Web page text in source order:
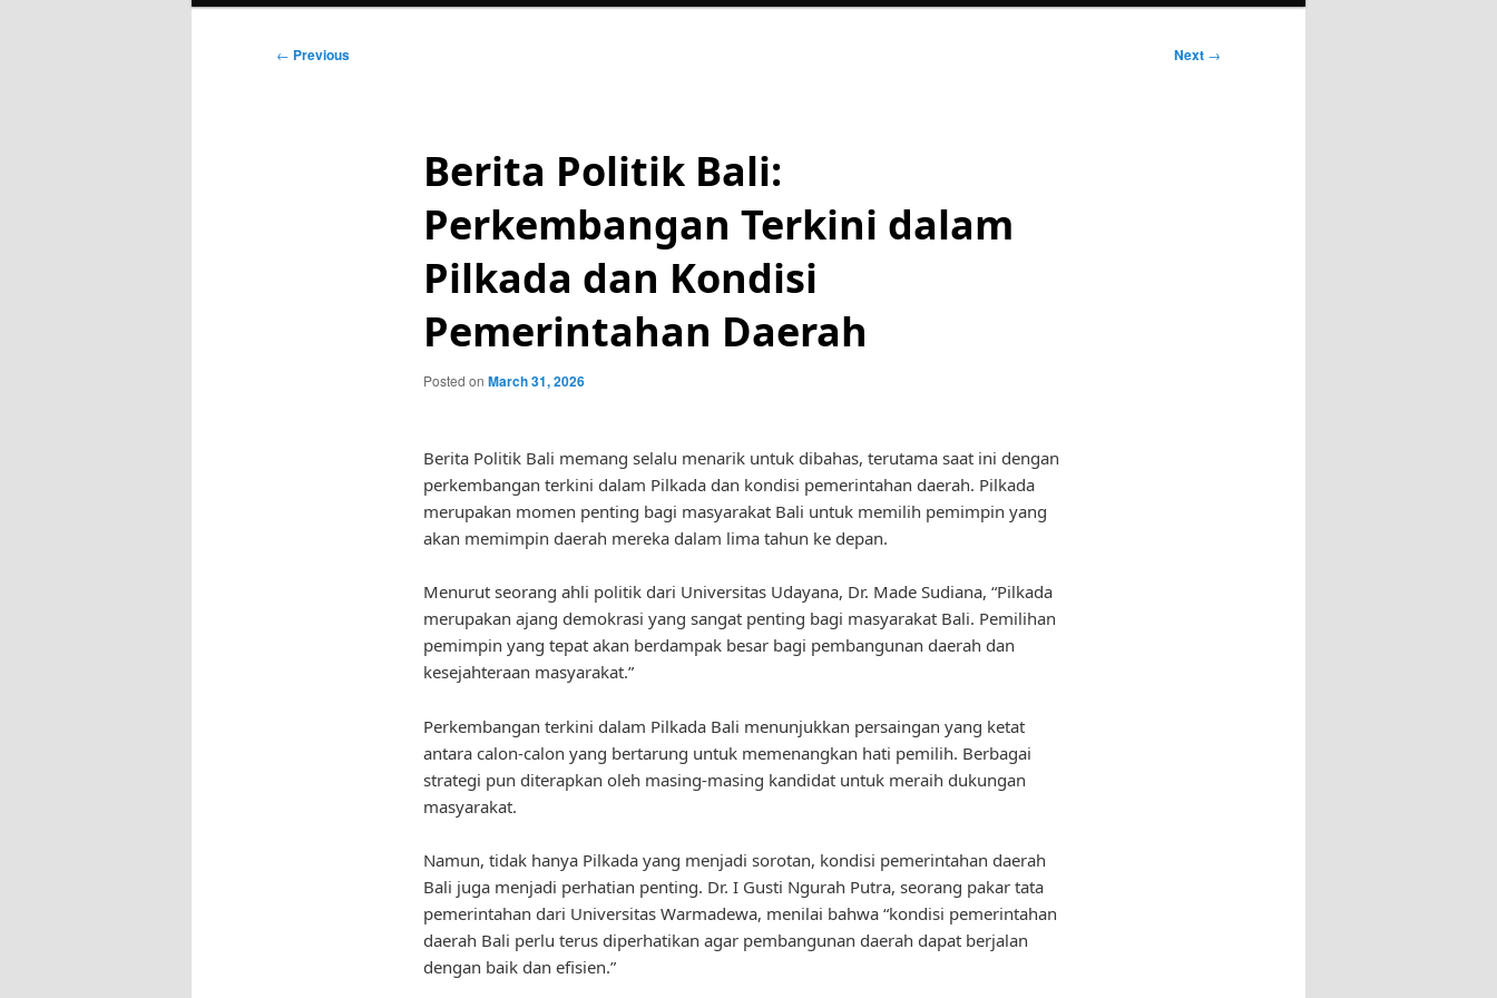
Post
← Previous Next →
Berita Politik Bali:
Perkembangan Terkini dalam
Pilkada dan Kondisi
Pemerintahan Daerah
Posted on March 31, 2026
Berita Politik Bali memang selalu menarik untuk dibahas, terutama saat ini dengan
perkembangan terkini dalam Pilkada dan kondisi pemerintahan daerah. Pilkada
merupakan momen penting bagi masyarakat Bali untuk memilih pemimpin yang
akan memimpin daerah mereka dalam lima tahun ke depan.
Menurut seorang ahli politik dari Universitas Udayana, Dr. Made Sudiana, “Pilkada
merupakan ajang demokrasi yang sangat penting bagi masyarakat Bali. Pemilihan
pemimpin yang tepat akan berdampak besar bagi pembangunan daerah dan
kesejahteraan masyarakat.”
Perkembangan terkini dalam Pilkada Bali menunjukkan persaingan yang ketat
antara calon-calon yang bertarung untuk memenangkan hati pemilih. Berbagai
strategi pun diterapkan oleh masing-masing kandidat untuk meraih dukungan
masyarakat.
Namun, tidak hanya Pilkada yang menjadi sorotan, kondisi pemerintahan daerah
Bali juga menjadi perhatian penting. Dr. I Gusti Ngurah Putra, seorang pakar tata
pemerintahan dari Universitas Warmadewa, menilai bahwa “kondisi pemerintahan
daerah Bali perlu terus diperhatikan agar pembangunan daerah dapat berjalan
dengan baik dan efisien.”